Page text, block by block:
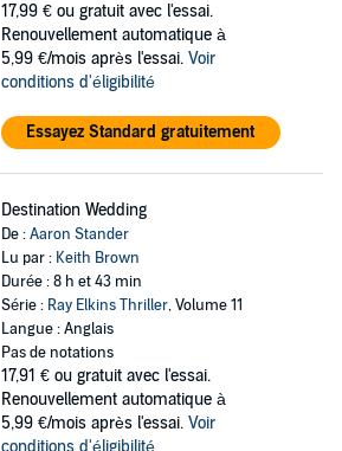
17,99 € ou gratuit avec l'essai.
Renouvellement automatique à
5,99 €/mois après l'essai. Voir
conditions d'éligibilité
Essayez Standard gratuitement
Destination Wedding
De :Aaron Stander
Lu par : Keith Brown
Durée : 8 h et 43 min
Série : Ray Elkins Thriller, Volume 11
Langue : Anglais
Pas de notations
17,91 € ou gratuit avec l'essai.
Renouvellement automatique à
5,99 €/mois après l'essai. Voir
conditions d'éligibilité